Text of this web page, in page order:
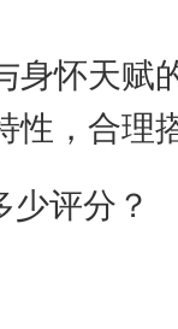
怀天赋
，合理
评分？